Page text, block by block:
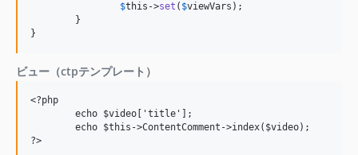
$this ->set ( $viewVars );
}
ビュー（ctpテンプレート）
<?php